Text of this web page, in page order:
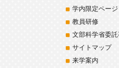
学内限定ページ
教員研修
文部科学省委
サイトマップ
来学案内